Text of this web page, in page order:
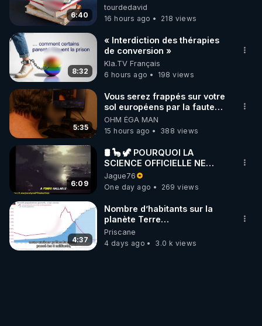
6:40
tourdedavid
16 hours ago
218 views
8:32
« Interdiction des thérapies
de conversion »
Kla.TV Français
6 hours ago
198 views
5:35
Vous serez frappés sur votre
sol européens par la faute
des dirigeants qui s'en
mettent dans le nez
OHM ÉGA MAN
15 hours ago
388 views
6:09
🛢 🦕 🦖 POURQUOI LA
SCIENCE OFFICIELLE NE
CONNAÎT-ELLE PAS LA VRAIE
ORIGINE DU PÉTROLE ?
Jague76
One day ago
269 views
4:37
Nombre d’habitants sur la
planète Terre…
Priscane
4 days ago
3.0 k views